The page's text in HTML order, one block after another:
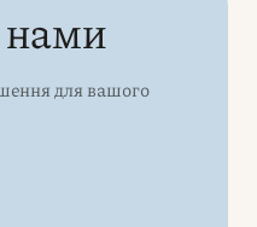
нами
для вашого